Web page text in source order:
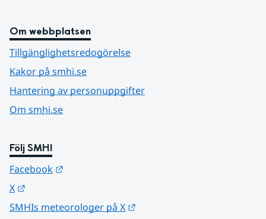
Om webbplatsen
Tillgänglighetsredogörelse
Kakor på smhi.se
Hantering av personuppgifter
Om smhi.se
Följ SMHI
Facebook
X
SMHIs meteorologer på X